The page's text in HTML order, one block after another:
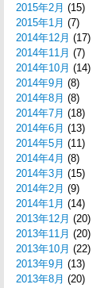
2015年2月 (15)
2015年1月 (7)
2014年12月 (17)
2014年11月 (7)
2014年10月 (14)
2014年9月 (8)
2014年8月 (8)
2014年7月 (18)
2014年6月 (13)
2014年5月 (11)
2014年4月 (8)
2014年3月 (15)
2014年2月 (9)
2014年1月 (14)
2013年12月 (20)
2013年11月 (20)
2013年10月 (22)
2013年9月 (13)
2013年8月 (20)